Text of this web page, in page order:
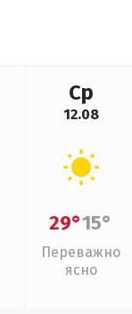
Ср
12.08
29°15°
Переважно
ясно